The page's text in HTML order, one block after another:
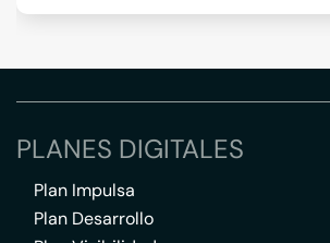
PLANES DIGITALES
Plan Impulsa
Plan Desarrollo